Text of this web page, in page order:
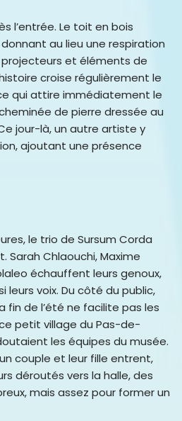
l’entrée. Le toit en bois
donnant au lieu une respiration
et éléments de
croise régulièrement le
qui attire immédiatement le
de pierre dressée au
jour-là, un autre artiste y
ajoutant une présence
le trio de Sursum Corda
Chlaouchi, Maxime
échauffent leurs genoux,
leurs voix. Du côté du public,
fin de l’été ne facilite pas les
petit village du Pas-de-
les équipes du musée.
couple et leur fille entrent,
déroutés vers la halle, des
mais assez pour former un